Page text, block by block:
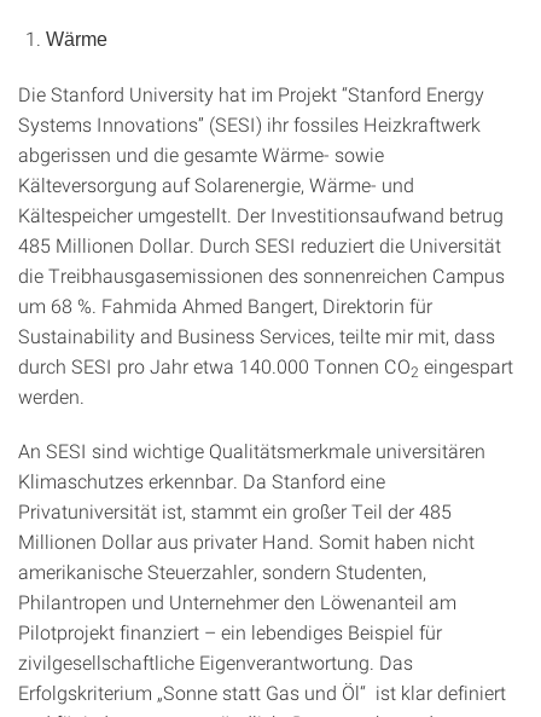
Wärme
Die Stanford University hat im Projekt “Stanford Energy
Systems Innovations” (SESI) ihr fossiles Heizkraftwerk
abgerissen und die gesamte Wärme- sowie
Kälteversorgung auf Solarenergie, Wärme- und
Kältespeicher umgestellt. Der Investitionsaufwand betrug
485 Millionen Dollar. Durch SESI reduziert die Universität
die Treibhausgas­emissionen des sonnenreichen Campus
um 68 %. Fahmida Ahmed Bangert, Direktorin für
Sustainability and Business Services, teilte mir mit, dass
durch SESI pro Jahr etwa 140.000 Tonnen CO2 eingespart
werden.
An SESI sind wichtige Qualitätsmerkmale universitären
Klimaschutzes erkennbar. Da Stanford eine
Privatuniversität ist, stammt ein großer Teil der 485
Millionen Dollar aus privater Hand. Somit haben nicht
amerikanische Steuerzahler, sondern Studenten,
Philantropen und Unternehmer den Löwenanteil am
Pilotprojekt finanziert – ein lebendiges Beispiel für
zivilgesellschaftliche Eigenverantwortung. Das
Erfolgskriterium „Sonne statt Gas und Öl“ ist klar definiert